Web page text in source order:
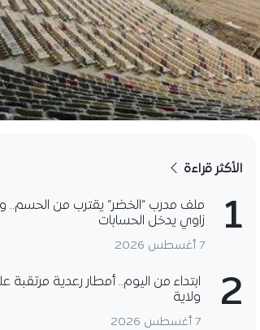
الأكثر قراءة
1
ملف مدرب “الخضر” يقترب من الحسم..
زاوي يدخل الحسابات
7 أغسطس 2026
2
ولاية
7 أغسطس 2026